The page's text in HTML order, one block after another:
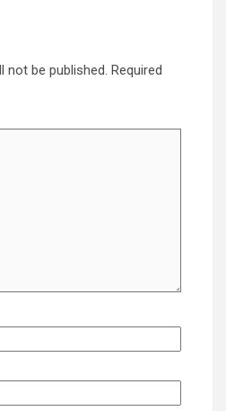
not be published. Required